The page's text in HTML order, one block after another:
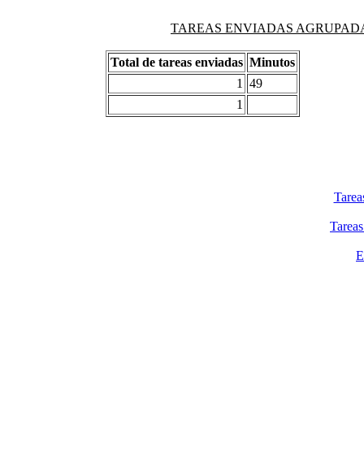
TAREAS ENVIADAS
Total de tareas enviadas Minutos
1
49
1